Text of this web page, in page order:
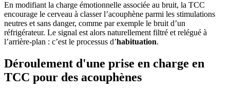
En modifiant la charge émotionnelle associée au bruit, la TCC
encourage le cerveau à classer l’acouphène parmi les stimulations
neutres et sans danger, comme par exemple le bruit d’un
réfrigérateur. Le signal est alors naturellement filtré et relégué à
l’arrière-plan : c’est le processus d’habituation.
Déroulement d'une prise en charge en
TCC pour des acouphènes